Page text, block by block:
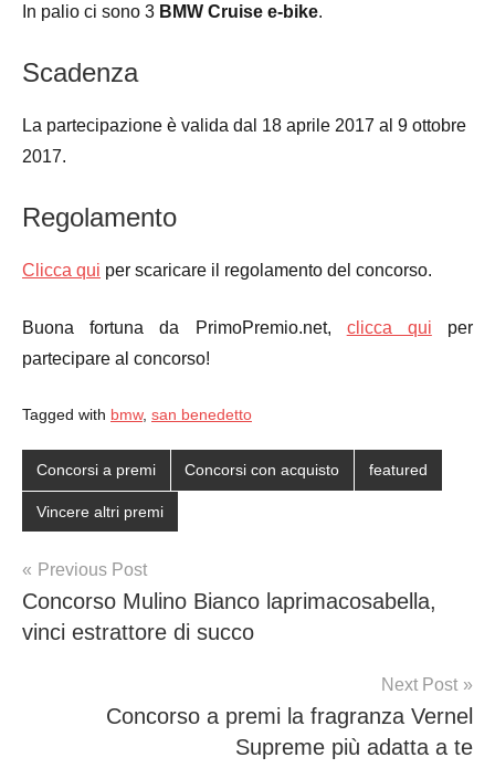
In palio ci sono 3 BMW Cruise e-bike.
Scadenza
La partecipazione è valida dal 18 aprile 2017 al 9 ottobre
2017.
Regolamento
Clicca qui per scaricare il regolamento del concorso.
Buona fortuna da PrimoPremio.net, clicca qui per
partecipare al concorso!
Tagged with bmw, san benedetto
Concorsi a premi Concorsi con acquisto featured
Vincere altri premi
Post
navigation
Previous Post
Concorso Mulino Bianco laprimacosabella,
vinci estrattore di succo
Next Post
Concorso a premi la fragranza Vernel
Supreme più adatta a te